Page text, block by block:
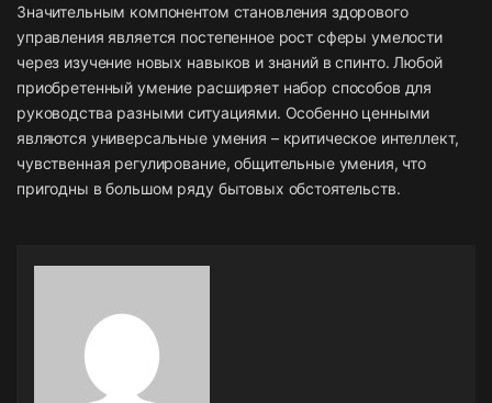
Значительным компонентом становления здорового
управления является постепенное рост сферы умелости
через изучение новых навыков и знаний в спинто. Любой
приобретенный умение расширяет набор способов для
руководства разными ситуациями. Особенно ценными
являются универсальные умения – критическое интеллект,
чувственная регулирование, общительные умения, что
пригодны в большом ряду бытовых обстоятельств.